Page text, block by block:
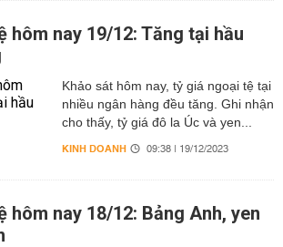
hôm nay 19/12: Tăng tại hầu
Khảo sát hôm nay, tỷ giá ngoại tệ tại
nhiều ngân hàng đều tăng. Ghi nhận
cho thấy, tỷ giá đô la Úc và yen...
KINH DOANH 09:38 | 19/12/2023
hôm nay 18/12: Bảng Anh, yen